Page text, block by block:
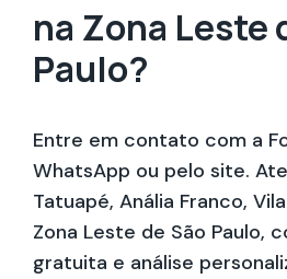
na Zona Leste
Paulo?
Entre em contato com a
WhatsApp ou pelo site.
Tatuapé, Anália Franco,
Zona Leste de São Paulo,
gratuita e análise